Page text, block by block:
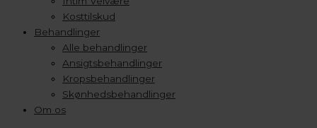
Kosttilskud
Behandlinger
Alle behandlinger
Ansigtsbehandlinger
Kropsbehandlinger
Skønhedsbehandlinger
Om os